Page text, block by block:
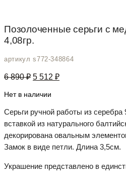
Позолоченные серьги с
4,08гр.
артикул s772-348864
6 890₽ Первоначальная
составляла
890 ₽.
5 512 ₽Текущая
Нет в наличии
Серьги ручной работы из серебра
вставкой из натурального
декорирована овальным
Замок в виде петли. Длина 3,5см.
Украшение представлено в